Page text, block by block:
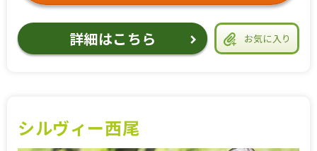
お気に入り
詳細はこちら
シルヴィー西尾